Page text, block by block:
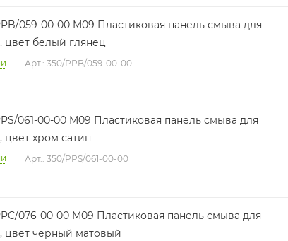
059-00-00 M09 Пластиковая панель смыва для
цвет белый глянец
Арт.: 350/PPB/059-00-00
061-00-00 M09 Пластиковая панель смыва для
цвет хром сатин
Арт.: 350/PPS/061-00-00
076-00-00 M09 Пластиковая панель смыва для
цвет черный матовый